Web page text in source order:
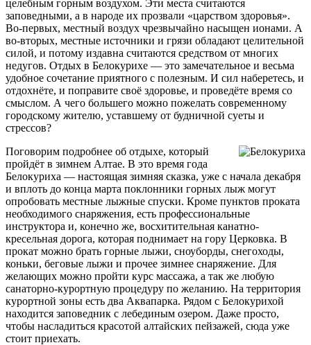
целебным горным воздухом. Эти места считаются
заповедными, а в народе их прозвали «царством здоровья».
Во-первых, местный воздух чрезвычайно насыщен ионами. А
во-вторых, местные источники и грязи обладают целительной
силой, и потому издавна считаются средством от многих
недугов. Отдых в Белокурихе — это замечательное и весьма
удобное сочетание приятного с полезным. И сил наберетесь, и
отдохнёте, и поправите своё здоровье, и проведёте время со
смыслом. А чего большего можно пожелать современному
городскому жителю, уставшему от будничной суеты и
стрессов?
Поговорим подробнее об отдыхе, который
пройдёт в зимнем Алтае. В это время года
Белокуриха — настоящая зимняя сказка, уже с начала декабря
и вплоть до конца марта поклонники горных лыж могут
опробовать местные лыжные спуски. Кроме пунктов проката
необходимого снаряжения, есть профессиональные
инструктора и, конечно же, восхитительная канатно-
кресельная дорога, которая поднимает на гору Церковка. В
прокат можно брать горные лыжи, сноуборды, снегоходы,
коньки, беговые лыжи и прочее зимнее снаряжение. Для
желающих можно пройти курс массажа, а так же любую
санаторно-курортную процедуру по желанию. На территория
курортной зоны есть два Аквапарка. Рядом с Белокурихой
находится заповедник с лебединым озером. Даже просто,
чтобы насладиться красотой алтайских пейзажей, сюда уже
стоит приехать.